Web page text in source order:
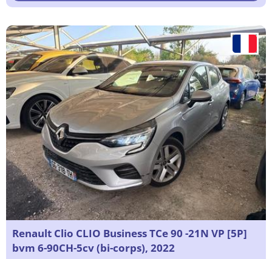
Renault Clio CLIO Business TCe 90 -21N VP [5P]
bvm 6-90CH-5cv (bi-corps), 2022